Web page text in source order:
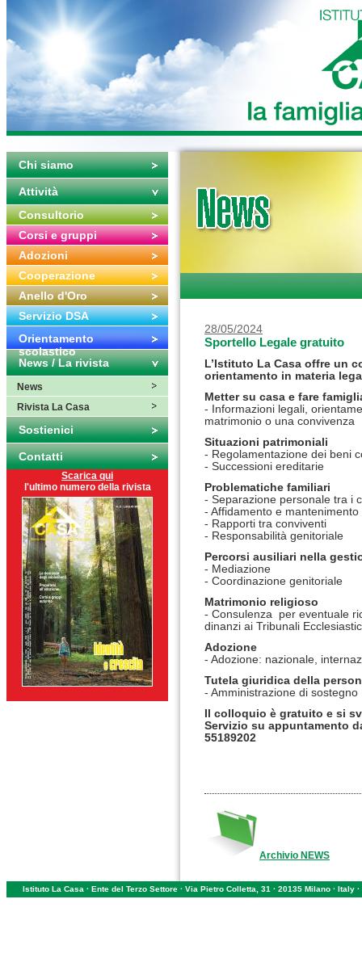
Chi siamo
Attività
Consultorio
Corsi e gruppi
Adozioni
Cooperazione
Anello d'Oro
Servizio DSA
Orientamento
scolastico
News / La rivista
News
Rivista La Casa
Sostienici
Contatti
Scarica qui
l'ultimo numero della rivista
28/05/2024
Sportello Legale gratuito
L’Istituto La Casa offre un
orientamento in materia
Metter su casa e fare
- Informazioni legali,
matrimonio o una convivenza
Situazioni patrimoniali
- Regolamentazione dei beni
- Successioni ereditarie
Problematiche familiari
- Separazione personale tra i
- Affidamento e
- Rapporti tra conviventi
- Responsabilità genitoriale
Percorsi ausiliari nella
- Mediazione
- Coordinazione genitoriale
Matrimonio religioso
- Consulenza per eventuale
dinanzi ai Tribunali
Adozione
- Adozione: nazionale,
Tutela giuridica della
- Amministrazione di sostegno
Il colloquio è gratuito e si
Servizio su appuntamento
55189202
Archivio NEWS
Istituto La Casa · Ente del Terzo Settore · Via Pietro Colletta, 31 · 20135 Milano · Italy